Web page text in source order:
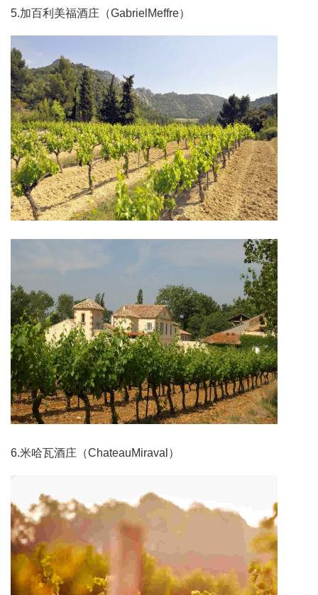
5.加百利美福酒庄（GabrielMeffre）
6.米哈瓦酒庄（ChateauMiraval）